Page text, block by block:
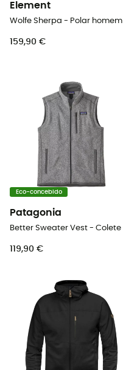
Element
Wolfe Sherpa - Polar homem
159,90 €
Eco-concebido
Patagonia
119,90 €